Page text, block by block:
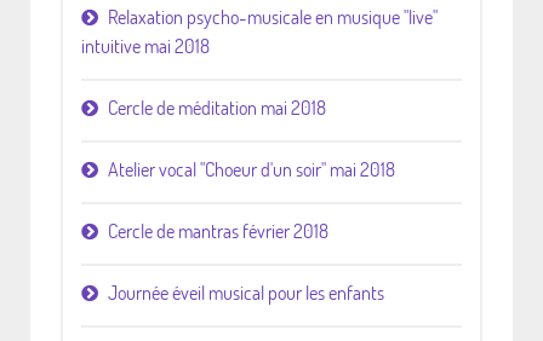
Relaxation psycho-musicale en musique "live"
intuitive mai 2018
Cercle de méditation mai 2018
Atelier vocal "Choeur d'un soir" mai 2018
Cercle de mantras février 2018
Journée éveil musical pour les enfants